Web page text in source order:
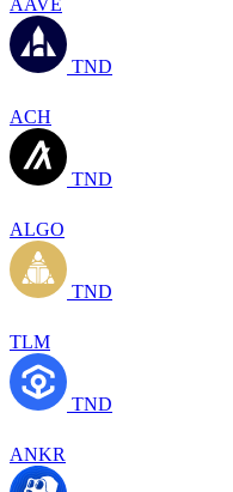
TND
ACH
TND
ALGO
TND
TLM
TND
ANKR